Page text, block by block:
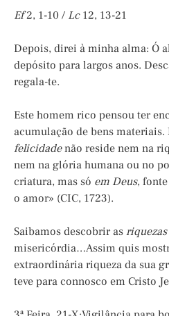
Ef2, 1-10 / Lc12, 13-21
Depois, direi à minha alma: Ó
depósito para largos anos.
regala-te.
Este homem rico pensou ter
acumulação de bens materiais.
felicidadenão reside nem na
nem na glória humana ou no
criatura, mas só em Deus,
o amor» (CIC, 1723).
Saibamos descobrir as
misericórdia…Assim quis
extraordinária riqueza da sua
teve para connosco em Cristo